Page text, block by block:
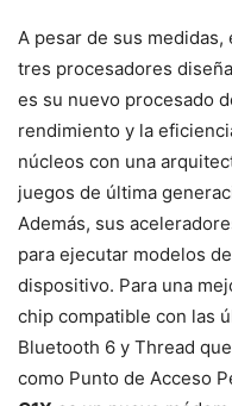
A pesar de sus
tres procesadores
es su nuevo procesado
rendimiento y la
núcleos con una
juegos de última
Además, sus
para ejecutar modelos
dispositivo. Para una
chip compatible con las
Bluetooth 6 y Thread
como Punto de Acceso